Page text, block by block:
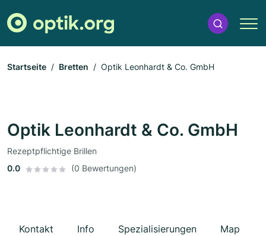
Startseite Bretten Optik Leonhardt & Co. GmbH
Optik Leonhardt & Co. GmbH
Rezeptpflichtige Brillen
0.0
(0 Bewertungen)
Kontakt Info Spezialisierungen Map